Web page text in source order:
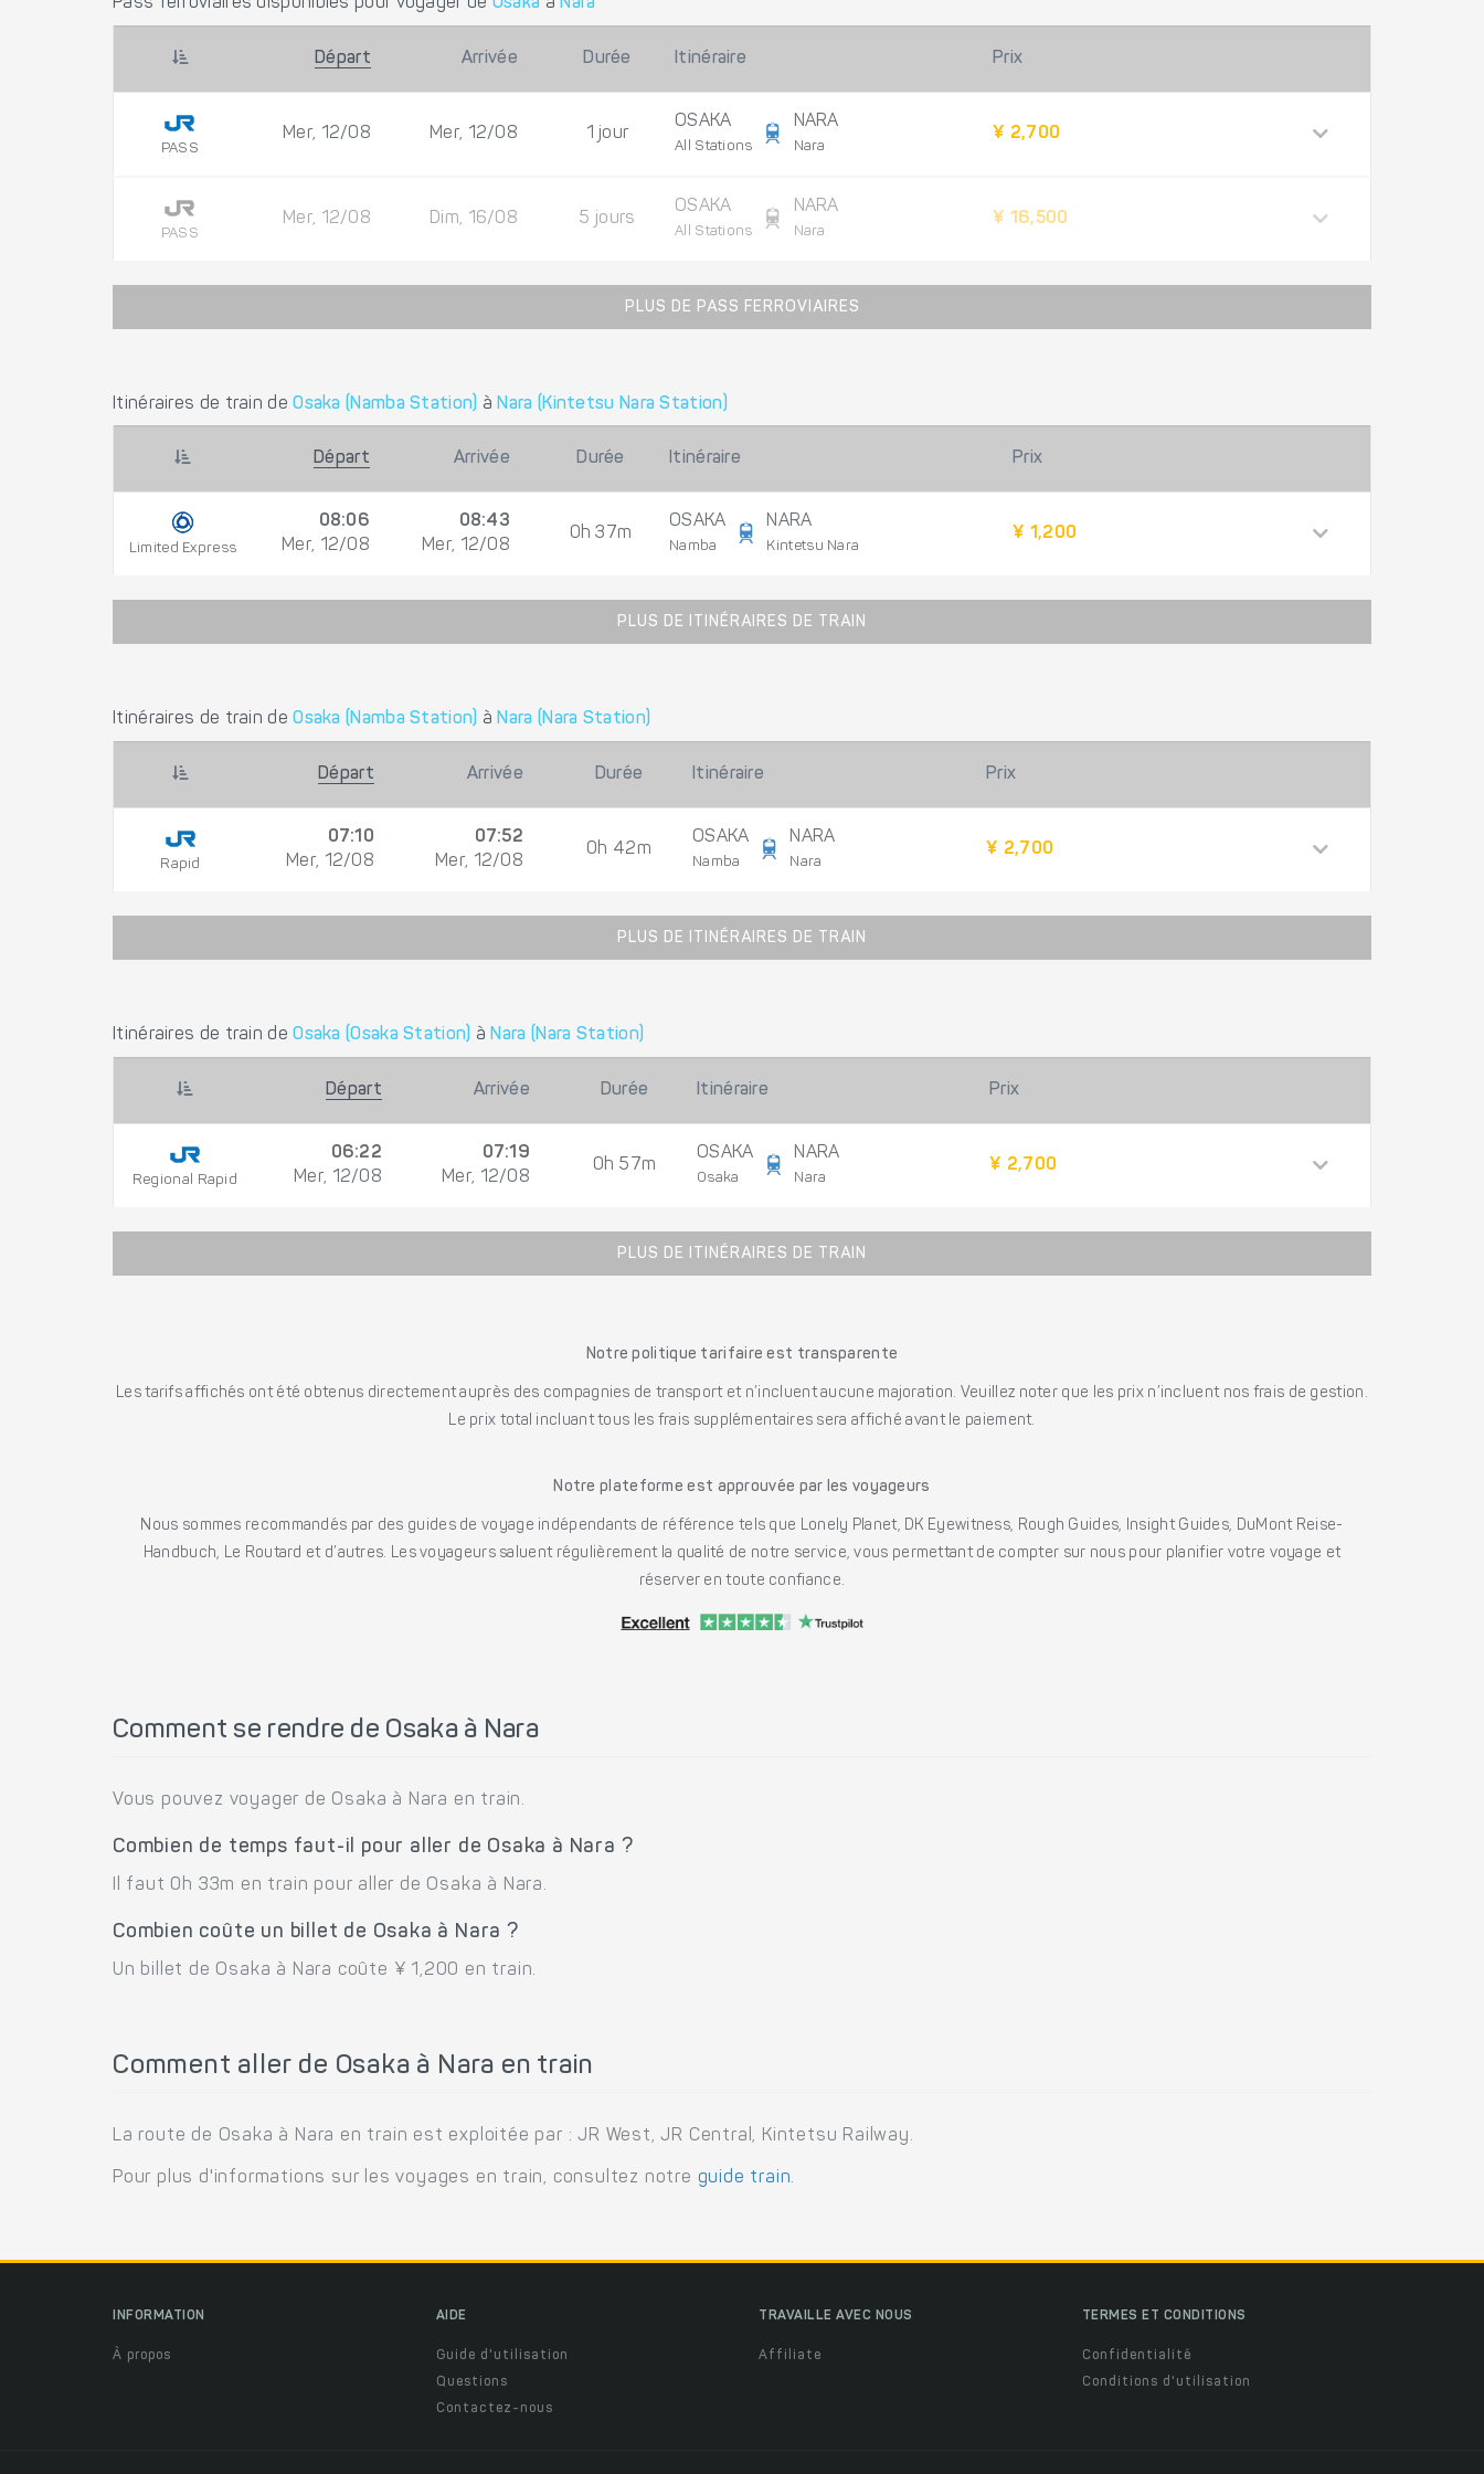
Départ Arrivée Durée Itinéraire Prix
PASS
Mer, 12/08 Mer, 12/08 1 jour
OSAKA
All Stations
NARA
Nara
¥ 2,700
PASS
Mer, 12/08 Dim, 16/08 5 jours
OSAKA
All Stations
NARA
Nara
¥ 16,500
PLUS DE PASS FERROVIAIRES
Itinéraires de train deOsaka (Namba Station) à Nara (Kintetsu Nara Station)
Départ Arrivée Durée Itinéraire Prix
Limited Express
08:06
Mer, 12/08
08:43
Mer, 12/08
0h 37m
OSAKA
Namba
NARA
Kintetsu Nara
¥ 1,200
PLUS DE ITINÉRAIRES DE TRAIN
Itinéraires de train deOsaka (Namba Station) àNara (Nara Station)
Départ Arrivée Durée Itinéraire Prix
Rapid
07:10
Mer, 12/08
07:52
Mer, 12/08
0h 42m
OSAKA
Namba
NARA
Nara
¥ 2,700
PLUS DE ITINÉRAIRES DE TRAIN
Itinéraires de train deOsaka (Osaka Station) à Nara (Nara Station)
Départ Arrivée Durée Itinéraire Prix
Regional Rapid
06:22
Mer, 12/08
07:19
Mer, 12/08
0h 57m
OSAKA
Osaka
NARA
Nara
¥ 2,700
PLUS DE ITINÉRAIRES DE TRAIN
Notre politique tarifaire est transparente
Les tarifs affichés ont été obtenus directement auprès des compagnies de transport et n’incluent aucune majoration. Veuillez noter que les prix n’incluent nos frais de gestion.
Le prix total incluant tous les frais supplémentaires sera affiché avant le paiement.
Notre plateforme est approuvée par les voyageurs
Nous sommes recommandés par des guides de voyage indépendants de référence tels que Lonely Planet, DK Eyewitness, Rough Guides, Insight Guides, DuMont Reise-
Handbuch, Le Routard et d’autres. Les voyageurs saluent régulièrement la qualité de notre service, vous permettant de compter sur nous pour planifier votre voyage et
réserver en toute confiance.
Comment se rendre de Osaka à Nara
Vous pouvez voyager de Osaka à Nara en train.
Combien de temps faut-il pour aller de Osaka à Nara ?
Il faut 0h 33m en train pour aller de Osaka à Nara.
Combien coûte un billet de Osaka à Nara ?
Un billet de Osaka à Nara coûte ¥ 1,200 en train.
Comment aller de Osaka à Nara en train
La route de Osaka à Nara en train est exploitée par : JR West, JR Central, Kintetsu Railway.
Pour plus d'informations sur les voyages en train, consultez notre guide train.
INFORMATION
À propos
AIDE
Guide d'utilisation
Questions
Contactez-nous
TRAVAILLE AVEC NOUS
Affiliate
TERMES ET CONDITIONS
Confidentialité
Conditions d'utilisation